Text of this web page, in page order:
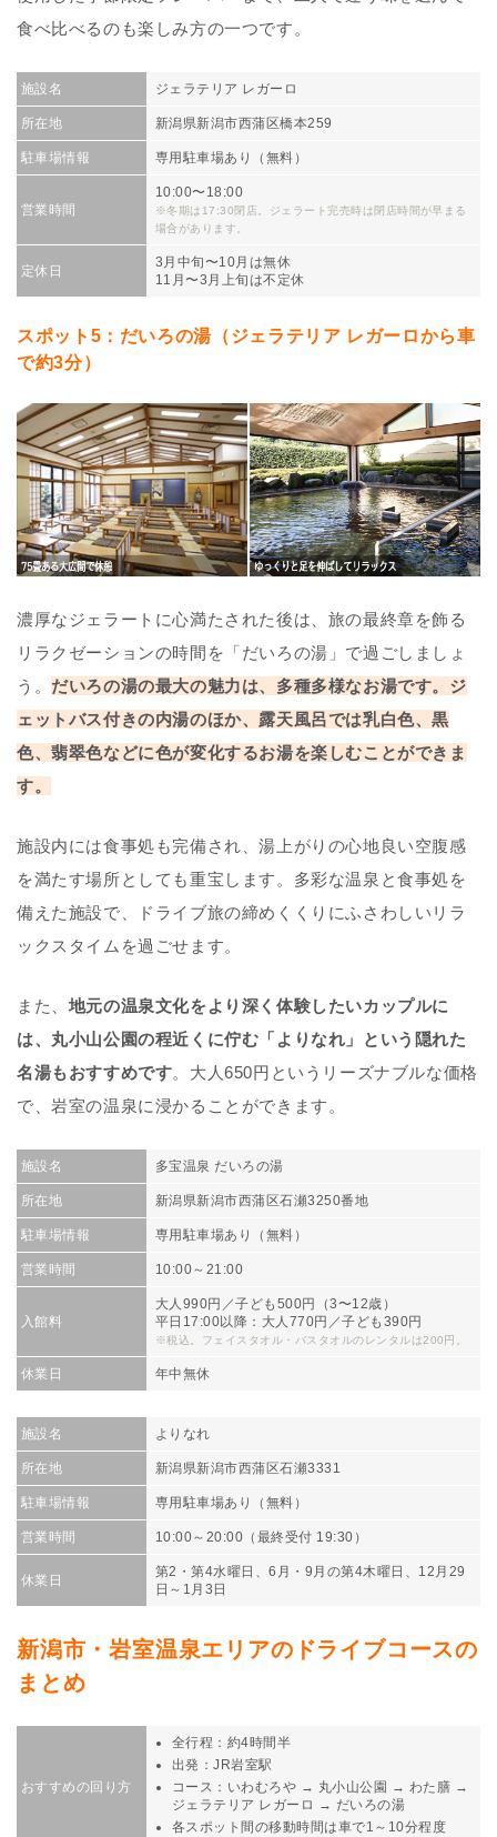
食べ比べるのも楽しみ方の一つです。
施設名 ジェラテリア レガーロ
所在地 新潟県新潟市西蒲区橋本259
駐車場情報 専用駐車場あり（無料）
営業時間
10:00〜18:00
※冬期は17:30閉店。ジェラート完売時は閉店時間が早まる
場合があります。
定休日
3月中旬〜10月は無休
11月〜3月上旬は不定休
スポット5：だいろの湯（ジェラテリア レガーロから車
で約3分）
濃厚なジェラートに心満たされた後は、旅の最終章を飾る
リラクゼーションの時間を「だいろの湯」で過ごしましょ
う。 だいろの湯の最大の魅力は、多種多様なお湯です。ジ
ェットバス付きの内湯のほか、露天風呂では乳白色、黒
色、翡翠色などに色が変化するお湯を楽しむことができま
す。
施設内には食事処も完備され、湯上がり の心地良い空腹感
を満たす場所としても重宝します。多彩な温泉と食事処を
備えた施設で、ドライブ旅の締めくくりにふさわしいリラ
ックスタイムを過ごせます。
また、 地元の温泉文化をより深く体験したいカップルに
は、丸小山公園の程近く に佇む「よりなれ」という隠れた
名湯もおすすめです。大人650円というリーズナブルな価格
で、岩室の温泉に浸かることができます。
施設名 多宝温泉 だいろの湯
所在地 新潟県新潟市西蒲区石瀬3250番地
駐車場情報 専用駐車場あり（無料）
営業時間 10:00～21:00
入館料
大人990円／子ども500円（3〜12歳）
平日17:00以降：大人770円／子ども390円
※税込。フェイスタオル・バスタオルのレンタルは200円。
休業日 年中無休
施設名 よりなれ
所在地 新潟県新潟市西蒲区石瀬3331
駐車場情報 専用駐車場あり（無料）
営業時間 10:00～20:00（最終受付 19:30）
休業日
第2・第4水曜日、6月・9月の第4木曜日、12月29
日～1月3日
新潟市・岩室温泉エリアのドライブコースの
まとめ
おすすめの回り方
全行程：約4時間半
出発：JR岩室駅
コース：いわむろや → 丸小山公園 → わた膳 →
ジェラテリア レガーロ → だいろの湯
各スポット間の移動時間は車で1～10分程度